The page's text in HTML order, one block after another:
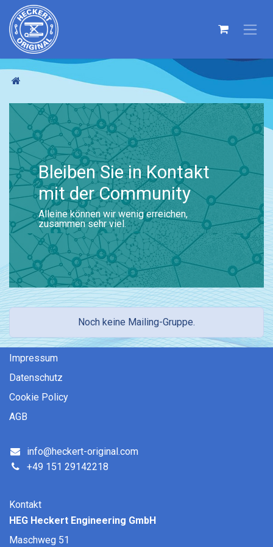
Bleiben Sie in Kontakt
mit der Community
Alleine können wir wenig erreichen,
zusammen sehr viel.
Noch keine Mailing-Gruppe.
Impressum
Datenschutz
Coo​kie ​Policy
AGB
info@heckert-original.com
+49 151 29142218
Kontakt
HEG Heckert Engineering GmbH
Maschweg 51